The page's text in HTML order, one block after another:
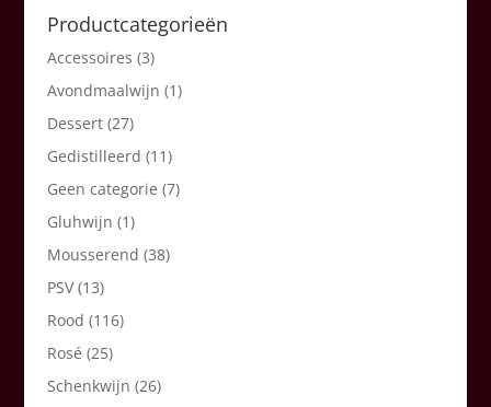
Productcategorieën
Accessoires (3)
Avondmaalwijn (1)
Dessert (27)
Gedistilleerd (11)
Geen categorie (7)
Gluhwijn (1)
Mousserend (38)
PSV (13)
Rood (116)
Rosé (25)
Schenkwijn (26)